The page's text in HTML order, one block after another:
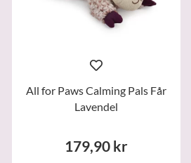
All for Paws Calming Pals Får
Lavendel
179,90 kr